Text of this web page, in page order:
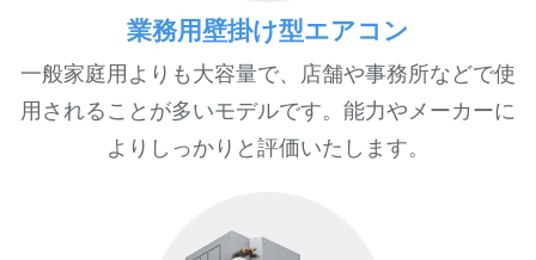
業務用壁掛け型エアコン
一般家庭用よりも大容量で、店舗や事務所などで使
用されることが多いモデルです。能力やメーカーに
よりしっかりと評価いたします。